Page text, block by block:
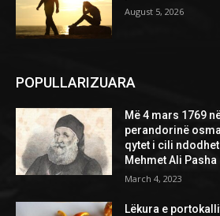
August 5, 2026
POPULLARIZUARA
Më 4 mars 1769
perandorinë
qytet i cili
Mehmet Ali Pasha
March 4, 2023
Lëkura e